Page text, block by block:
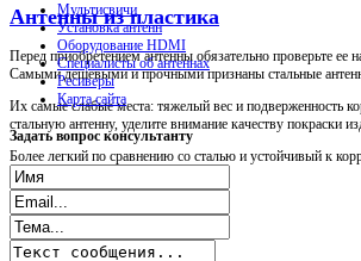
Антенны из пластика
Перед приобретением антенны обязательно проверьте
Самыми дешевыми и прочными признаны стальные
Их самые слабые места: тяжелый вес и подверженность
стальную антенну, уделите внимание качеству
Более легкий по сравнению со сталью и устойчивый к
Мультисвичи
Установка антенн
Оборудование HDMI
Специалисты об антеннах
Ресиверы
Карта сайта
Задать вопрос консультанту